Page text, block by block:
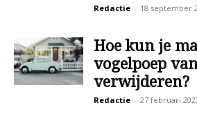
Redactie - 18 september
Hoe kun je
vogelpoep
verwijderen?
Redactie - 27 februari